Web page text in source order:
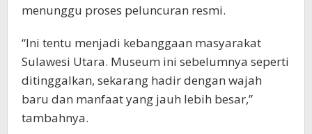
menunggu proses peluncuran resmi.
“Ini tentu menjadi kebanggaan masyarakat
Sulawesi Utara. Museum ini sebelumnya seperti
ditinggalkan, sekarang hadir dengan wajah
baru dan manfaat yang jauh lebih besar,”
tambahnya.